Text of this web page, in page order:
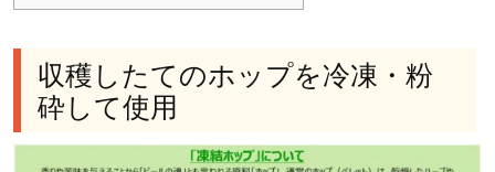
収穫したてのホップを冷凍・粉
砕して使用